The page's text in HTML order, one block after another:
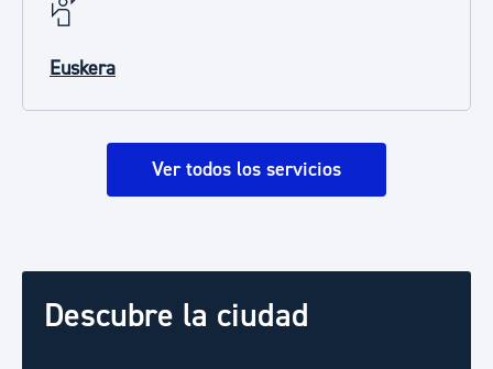
Euskera
Ver todos los servicios
Descubre la ciudad